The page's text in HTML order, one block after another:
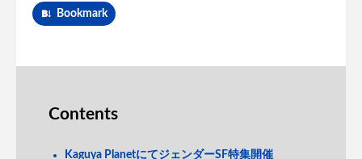
Bookmark
Contents
Kaguya PlanetにてジェンダーSF特集開催